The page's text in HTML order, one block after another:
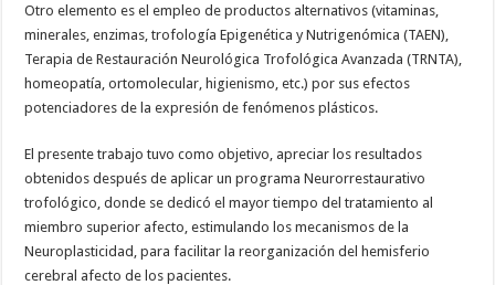
Otro elemento es el empleo de productos alternativos (vitaminas,
minerales, enzimas, trofología Epigenética y Nutrigenómica (TAEN),
Terapia de Restauración Neurológica Trofológica Avanzada (TRNTA),
homeopatía, ortomolecular, higienismo, etc.) por sus efectos
potenciadores de la expresión de fenómenos plásticos.
El presente trabajo tuvo como objetivo, apreciar los resultados
obtenidos después de aplicar un programa Neurorrestaurativo
trofológico, donde se dedicó el mayor tiempo del tratamiento al
miembro superior afecto, estimulando los mecanismos de la
Neuroplasticidad, para facilitar la reorganización del hemisferio
cerebral afecto de los pacientes.